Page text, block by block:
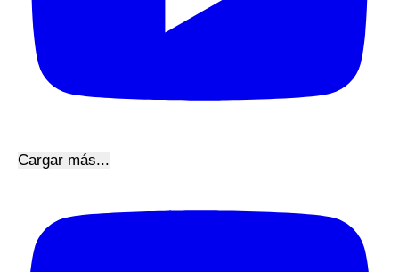
Cargar más...